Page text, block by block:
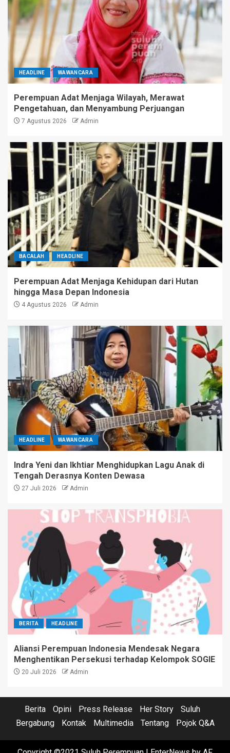
HEADLINE WAWANCARA
Perempuan Adat Menjaga Wilayah, Merawat
Pengetahuan, dan Menyambung Perjuangan
7 Agustus 2026 Admin
BACALAH HEADLINE
Perempuan Adat Menjaga Kehidupan dari Hutan
hingga Masa Depan Indonesia
4 Agustus 2026 Admin
HEADLINE WAWANCARA
Indra Yeni dan Ikhtiar Menghidupkan Lagu Anak di
Tengah Derasnya Konten Dewasa
27 Juli 2026 Admin
BERITA HEADLINE
Aliansi Perempuan Indonesia Mendesak Negara
Menghentikan Persekusi terhadap Kelompok SOGIE
20 Juli 2026 Admin
Berita Opini Press Release Her Story
Suluh
Bergabung
Kontak Multimedia Tentang Pojok Q&A